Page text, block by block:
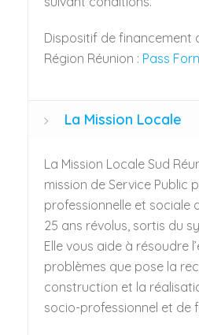
Dispositif de financement
Région Réunion : Pass
La Mission Locale
La Mission Locale Sud
mission de Service Public
professionnelle et sociale
25 ans révolus, sortis du
Elle vous aide à résoudre
problèmes que pose la
construction et la
socio-professionnel et de